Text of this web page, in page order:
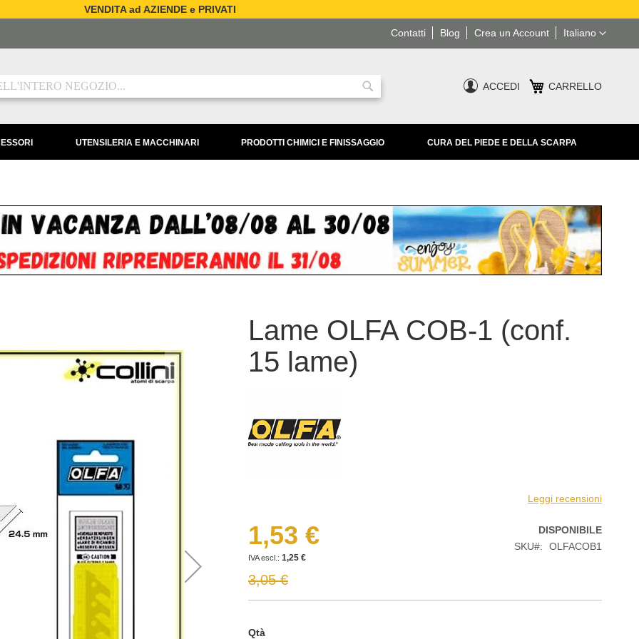
VENDITA ad AZIENDE e PRIVATI
Lingua
Italiano
Blog Crea un Account
Contatti
Ricerca
ACCEDI CARRELLO
UTENSILERIA E MACCHINARI PRODOTTI CHIMICI E FINISSAGGIO CURA DEL PIEDE E DELLA SCARPA
Lame OLFA COB-1 (conf.
15 lame)
Leggi recensioni
Prezzo
speciale
1,53 €
1,25 €
3,05 €
DISPONIBILE
SKU
OLFACOB1
Qtà